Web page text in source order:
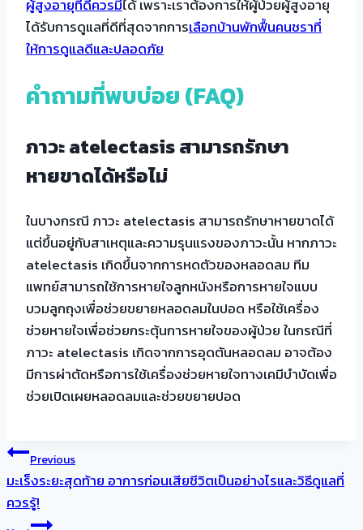
ผู้สูงอายุที่ดีควรมีได้ เพราะเราต้องการให้ผู้ป่วยผู้สูงอายุ
ได้รับการดูแลที่ดีที่สุดจากการเลือกบ้านพักฟื้นคนชราที่
ให้การดูแลดีและปลอดภัย
คำถามที่พบบ่อย (FAQ)
ภาวะ atelectasis สามารถรักษา
หายขาดได้หรือไม่
ในบางกรณี ภาวะ atelectasis สามารถรักษาหายขาดได้
แต่ขึ้นอยู่กับสาเหตุและความรุนแรงของภาวะนั้น หากภาวะ
atelectasis เกิดขึ้นจากการหดตัวของหลอดลม ทีม
แพทย์สามารถใช้การหายใจลูกหนังหรือการหายใจแบบ
บวมลูกถุงเพื่อช่วยขยายหลอดลมในปอด หรือใช้เครื่อง
ช่วยหายใจเพื่อช่วยกระตุ้นการหายใจของผู้ป่วย ในกรณีที่
ภาวะ atelectasis เกิดจากการอุดตันหลอดลม อาจต้อง
มีการผ่าตัดหรือการใช้เครื่องช่วยหายใจทางเคมีบำบัดเพื่อ
ช่วยเปิดเผยหลอดลมและช่วยขยายปอด
แนะแนว
เรื่อง
Previous
มะเร็งระยะสุดท้าย อาการก่อนเสียชีวิตเป็นอย่างไรและวิธีดูแลที่
ควรรู้!